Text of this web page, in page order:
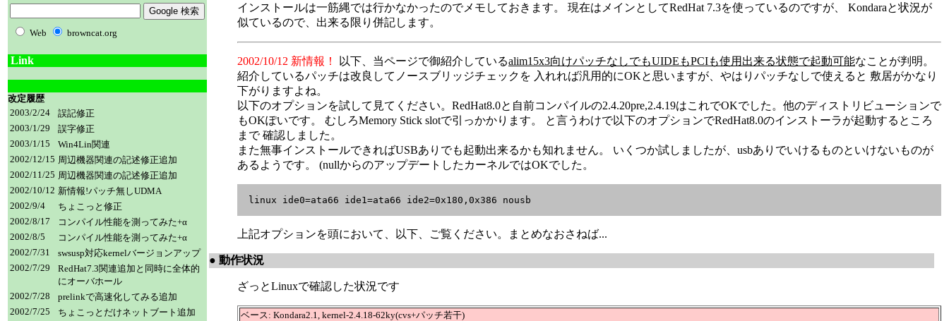
Web browncat.org
Link
改定履歴
2003/2/24
誤記修正
2003/1/29
誤字修正
2003/1/15
Win4Lin関連
2002/12/15 周辺機器関連の記述修正追加
2002/11/25 周辺機器関連の記述修正追加
2002/10/12 新情報!パッチ無しUDMA
2002/9/4
ちょこっと修正
2002/8/17
コンパイル性能を測ってみた+α
2002/8/5
コンパイル性能を測ってみた+α
2002/7/31
swsusp対応kernelバージョンアップ
2002/7/29
RedHat7.3関連追加と同時に全体的
にオーバホール
2002/7/28
prelinkで高速化してみる追加
2002/7/25
ちょこっとだけネットブート追加
インストールは一筋縄では行かなかったのでメモしておきます。 現在はメインとしてRedHat 7.3を使っているのですが、 Kondaraと状況が
似ているので、出来る限り併記します。
2002/10/12 新情報！ 以下、当ページで御紹介しているalim15x3向けパッチなしでもUIDEもPCIも使用出来る状態で起動可能なことが判明。
紹介しているパッチは改良してノースブリッジチェックを 入れれば汎用的にOKと思いますが、やはりパッチなしで使えると 敷居がかなり
下がりますよね。
以下のオプションを試して見てください。RedHat8.0と自前コンパイルの2.4.20pre,2.4.19はこれでOKでした。他のディストリビューションで
もOKぽいです。 むしろMemory Stick slotで引っかかります。 と言うわけで以下のオプションでRedHat8.0のインストーラが起動するところ
まで 確認しました。
また無事インストールできればUSBありでも起動出来るかも知れません。 いくつか試しましたが、usbありでいけるものといけないものが
あるようです。 (nullからのアップデートしたカーネルではOKでした。
  linux ide0=ata66 ide1=ata66 ide2=0x180,0x386 nousb
上記オプションを頭において、以下、ご覧ください。まとめなおさねば...
● 動作状況
ざっとLinuxで確認した状況です
ベース: Kondara2.1, kernel-2.4.18-62ky(cvs+パッチ若干)